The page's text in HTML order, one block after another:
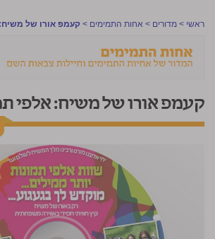
ראשי > מדורים > אחות התמימים > קעמפ אורו של
קעמפ אורו של משיח: אלפי